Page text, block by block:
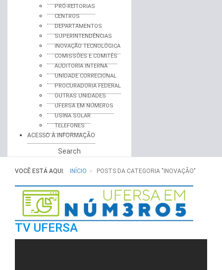
PRÓ-REITORIAS
CENTROS
DEPARTAMENTOS
SUPERINTENDÊNCIAS
INOVAÇÃO TECNOLÓGICA
COMISSÕES E COMITÊS
AUDITORIA INTERNA
UNIDADE CORRECIONAL
PROCURADORIA FEDERAL
OUTRAS UNIDADES
UFERSA EM NÚMEROS
USINA SOLAR
TELEFONES
ACESSO À INFORMAÇÃO
Search
VOCÊ ESTÁ AQUI: INÍCIO POSTS DA CATEGORIA "INOVAÇÃO"
TV UFERSA